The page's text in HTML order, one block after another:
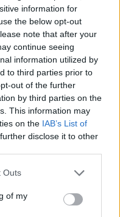
information for
the below opt-out
note that after your
continue seeing
information utilized by
to third parties prior to
out of the further
by third parties on the
This information may
on the IAB’s List of
disclose it to other
one or more Google
You may click to
its third-party tags to
Outs
of my
Nehezen és
az út nagyon
amíg a
legelésző állatokra
pasmina kecskék
is.
kissé feljebb
a völgyben ezekre
még ilyenkor is
A Himalája